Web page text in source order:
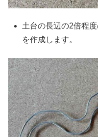
土台の長辺の2倍程
を作成します。